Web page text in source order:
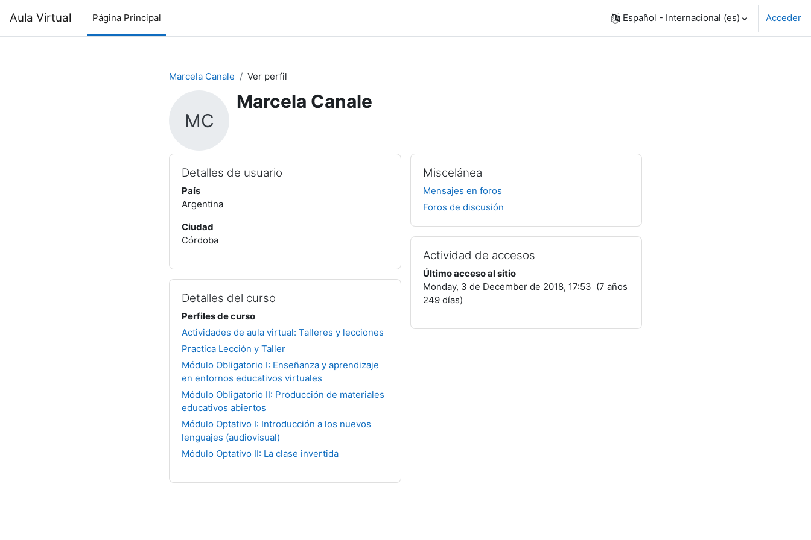
Aula Virtual Página Principal Español - Internacional ‎(es)‎ Acceder
Marcela Canale Ver perfil
MC
Marcela Canale
Detalles de usuario
País
Argentina
Ciudad
Córdoba
Detalles del curso
Perfiles de curso
Actividades de aula virtual: Talleres y lecciones
Practica Lección y Taller
Módulo Obligatorio I: Enseñanza y aprendizaje
en entornos educativos virtuales
Módulo Obligatorio II: Producción de materiales
educativos abiertos
Módulo Optativo I: Introducción a los nuevos
lenguajes (audiovisual)
Módulo Optativo II: La clase invertida
Miscelánea
Mensajes en foros
Foros de discusión
Actividad de accesos
Último acceso al sitio
Monday, 3 de December de 2018, 17:53 (7 años
249 días)